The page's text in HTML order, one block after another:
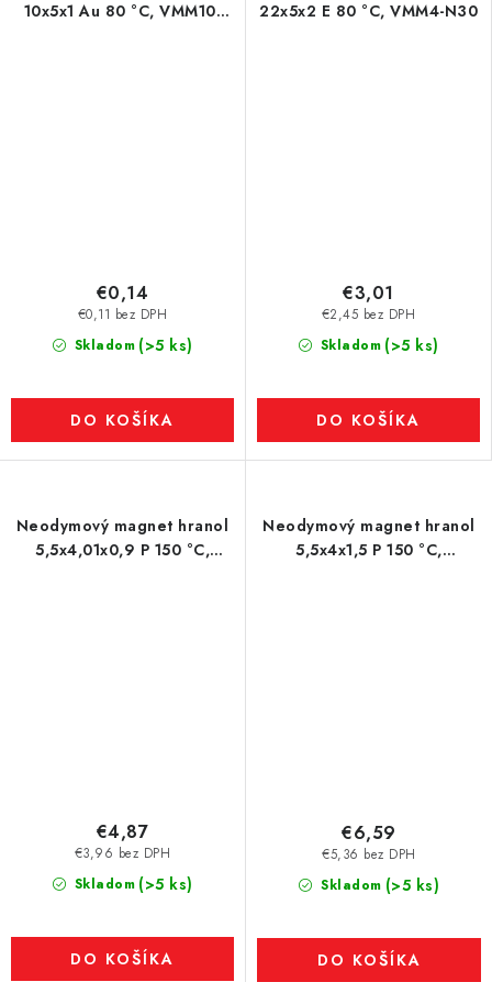
10x5x1 Au 80 °C, VMM10-
Skladom (>5 ks)
€0,11 bez DPH
€0,14
DO KOŠÍKA
22x5x2 E 80 °C, VMM4-N30
Skladom (>5 ks)
€2,45 bez DPH
€3,01
DO KOŠÍKA
Neodymový magnet hranol
5,5x4,01x0,9 P 150 °C,
Skladom (>5 ks)
€3,96 bez DPH
€4,87
DO KOŠÍKA
Neodymový magnet hranol
5,5x4x1,5 P 150 °C,
Skladom (>5 ks)
€5,36 bez DPH
€6,59
DO KOŠÍKA